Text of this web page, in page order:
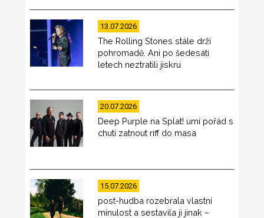
13.07.2026
The Rolling Stones stále drží
pohromadě. Ani po šedesáti
letech neztratili jiskru
20.07.2026
Deep Purple na Splat! umí pořád s
chutí zatnout riff do masa
15.07.2026
post-hudba rozebrala vlastní
minulost a sestavila ji jinak –